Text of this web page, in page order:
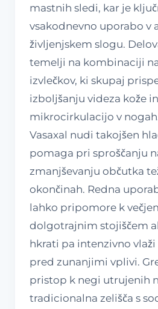
mastnih sledi, kar je
vsakodnevno uporabo v
življenjskem slogu.
temelji na kombinaciji
izvlečkov, ki skupaj
izboljšanju videza kože
mikrocirkulacijo v
Vasaxal nudi takojšen
pomaga pri sproščanju
zmanjševanju občutka
okončinah. Redna
lahko pripomore k
dolgotrajnim stojiščem
hkrati pa intenzivno vlaži
pred zunanjimi vplivi.
pristop k negi utrujenih
tradicionalna zelišča s